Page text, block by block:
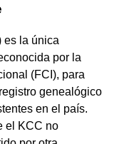
es la única
por la
(FCI), para
genealógico
en el país.
el KCC no